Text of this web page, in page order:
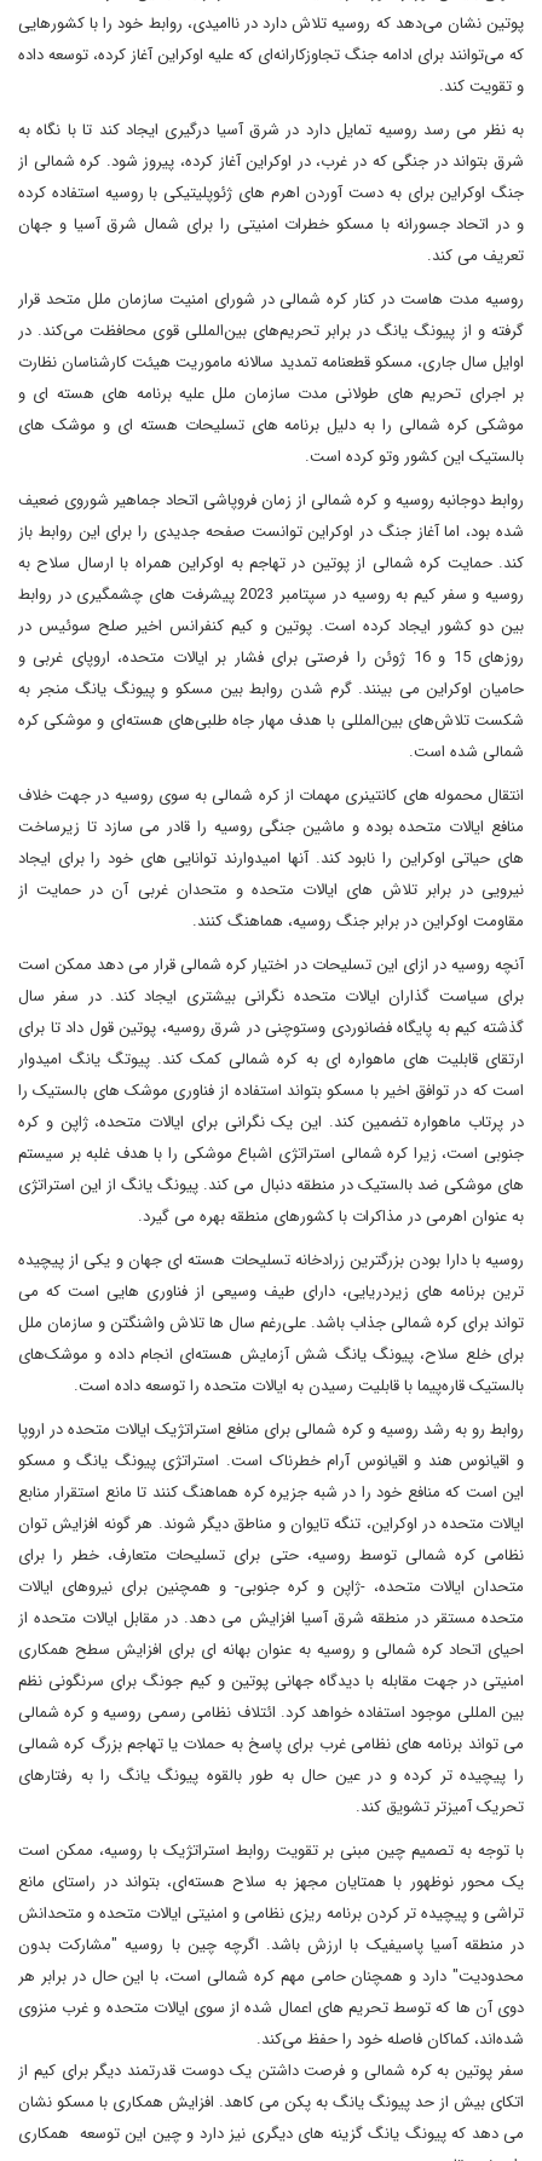
پوتین نشان می‌دهد که روسیه تلاش دارد در ناامیدی، روابط خود را با کشورهایی
که می‌توانند برای ادامه جنگ تجاوزکارانه‌ای که علیه اوکراین آغاز کرده، توسعه داده
و تقویت کند.
به نظر می رسد روسیه تمایل دارد در شرق آسیا درگیری ایجاد کند تا با نگاه به
شرق بتواند در جنگی که در غرب، در اوکراین آغاز کرده، پیروز شود. کره شمالی از
جنگ اوکراین برای به دست آوردن اهرم های ژئوپلیتیکی با روسیه استفاده کرده
و در اتحاد جسورانه با مسکو خطرات امنیتی را برای شمال شرق آسیا و جهان
تعریف می کند.
روسیه مدت ‌هاست در کنار کره شمالی در شورای امنیت سازمان ملل متحد قرار
گرفته و از پیونگ یانگ در برابر تحریم‌های بین‌المللی قوی‌ محافظت می‌کند. در
اوایل سال جاری، مسکو قطعنامه تمدید سالانه ماموریت هیئت کارشناسان نظارت
بر اجرای تحریم های طولانی مدت سازمان ملل علیه برنامه های هسته ای و
موشکی کره شمالی را به دلیل برنامه های تسلیحات هسته ای و موشک های
بالستیک این کشور وتو کرده است.
روابط دوجانبه روسیه و کره شمالی از زمان فروپاشی اتحاد جماهیر شوروی ضعیف
شده بود، اما آغاز جنگ در اوکراین توانست صفحه جدیدی را برای این روابط باز
کند. حمایت کره شمالی از پوتین در تهاجم به اوکراین همراه با ارسال سلاح به
روسیه و سفر کیم به روسیه در سپتامبر 2023 پیشرفت های چشمگیری در روابط
بین دو کشور ایجاد کرده است. پوتین و کیم کنفرانس اخیر صلح سوئیس در
روزهای 15 و 16 ژوئن را فرصتی برای فشار بر ایالات متحده، اروپای غربی و
حامیان اوکراین می بینند. گرم شدن روابط بین مسکو و پیونگ یانگ منجر به
شکست تلاش‌های بین‌المللی با هدف مهار جاه‌ طلبی‌های هسته‌ای و موشکی کره
شمالی شده است.
انتقال محموله های کانتینری مهمات از کره شمالی به سوی روسیه در جهت خلاف
منافع ایالات متحده بوده و ماشین جنگی روسیه را قادر می سازد تا زیرساخت
های حیاتی اوکراین را نابود کند. آنها امیدوارند توانایی های خود را برای ایجاد
نیرویی در برابر تلاش های ایالات متحده و متحدان غربی آن در حمایت از
مقاومت اوکراین در برابر جنگ روسیه، هماهنگ کنند.
آنچه روسیه در ازای این تسلیحات در اختیار کره شمالی قرار می دهد ممکن است
برای سیاست گذاران ایالات متحده نگرانی بیشتری ایجاد کند. در سفر سال
گذشته کیم به پایگاه فضانوردی وستوچنی در شرق روسیه، پوتین قول داد تا برای
ارتقای قابلیت های ماهواره ای به کره شمالی کمک کند. پیوتگ یانگ امیدوار
است که در توافق اخیر با مسکو بتواند استفاده از فناوری موشک های بالستیک را
در پرتاب ماهواره تضمین کند. این یک نگرانی برای ایالات متحده، ژاپن و کره
جنوبی است، زیرا کره شمالی استراتژی اشباع موشکی را با هدف غلبه بر سیستم
های موشکی ضد بالستیک در منطقه دنبال می کند. پیونگ یانگ از این استراتژی
به عنوان اهرمی در مذاکرات با کشورهای منطقه بهره می گیرد.
روسیه با دارا بودن بزرگترین زرادخانه تسلیحات هسته ای جهان و یکی از پیچیده
ترین برنامه های زیردریایی، دارای طیف وسیعی از فناوری هایی است که می
تواند برای کره شمالی جذاب باشد. علی‌رغم سال ها تلاش‌ واشنگتن و سازمان ملل
برای خلع سلاح، پیونگ یانگ شش آزمایش هسته‌ای انجام داده و موشک‌های
بالستیک قاره‌پیما با قابلیت رسیدن به ایالات متحده را توسعه داده است.
روابط رو به رشد روسیه و کره شمالی برای منافع استراتژیک ایالات متحده در اروپا
و اقیانوس هند و اقیانوس آرام خطرناک است. استراتژی پیونگ یانگ و مسکو
این است که منافع خود را در شبه جزیره کره هماهنگ کنند تا مانع استقرار منابع
ایالات متحده در اوکراین، تنگه تایوان و مناطق دیگر شوند. هر گونه افزایش توان
نظامی کره شمالی توسط روسیه، حتی برای تسلیحات متعارف، خطر را برای
متحدان ایالات متحده، -ژاپن و کره جنوبی- و همچنین برای نیروهای ایالات
متحده مستقر در منطقه شرق آسیا افزایش می دهد. در مقابل ایالات متحده از
احیای اتحاد کره شمالی و روسیه به عنوان بهانه ای برای افزایش سطح همکاری
امنیتی در جهت مقابله با دیدگاه جهانی پوتین و کیم جونگ برای سرنگونی نظم
بین المللی موجود استفاده خواهد کرد. ائتلاف نظامی رسمی روسیه و کره شمالی
می تواند برنامه های نظامی غرب برای پاسخ به حملات یا تهاجم بزرگ کره شمالی
را پیچیده تر کرده و در عین حال به طور بالقوه پیونگ یانگ را به رفتارهای
تحریک آمیزتر تشویق کند.
با توجه به تصمیم چین مبنی بر تقویت روابط استراتژیک با روسیه، ممکن است
یک محور نوظهور با همتایان مجهز به سلاح هسته‌ای، بتواند در راستای مانع
تراشی و پیچیده ‌تر کردن برنامه ‌ریزی نظامی و امنیتی ایالات متحده و متحدانش
در منطقه آسیا پاسیفیک با ارزش باشد. اگرچه چین با روسیه "مشارکت بدون
محدودیت" دارد و همچنان حامی مهم کره شمالی است، با این حال در برابر هر
دوی آن ها که توسط تحریم های اعمال شده از سوی ایالات متحده و غرب منزوی
شده‌اند، کماکان فاصله خود را حفظ می‌کند.
سفر پوتین به کره شمالی و فرصت داشتن یک دوست قدرتمند دیگر برای کیم از
اتکای بیش از حد پیونگ یانگ به پکن می کاهد. افزایش همکاری با مسکو نشان
می دهد که پیونگ یانگ گزینه های دیگری نیز دارد و چین این توسعه همکاری